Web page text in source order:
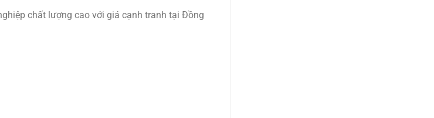
chất lượng cao với giá cạnh tranh tại Đồng